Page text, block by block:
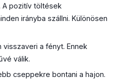
A pozitív töltések
irányba szállni. Különösen
a fényt. Ennek
válik.
cseppekre bontani a hajon.